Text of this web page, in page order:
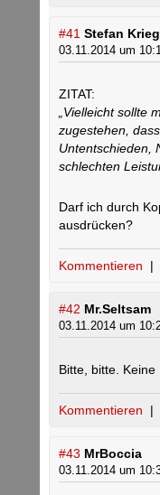
#41 Stefan
03.11.2014 um
ZITAT:
„Vielleicht sollte
zugestehen,
Untentschieden,
schlechten
Darf ich durch
ausdrücken?
Kommentieren |
#42 Mr.Seltsam
03.11.2014 um
Bitte, bitte. Keine
Kommentieren |
#43 MrBoccia
03.11.2014 um